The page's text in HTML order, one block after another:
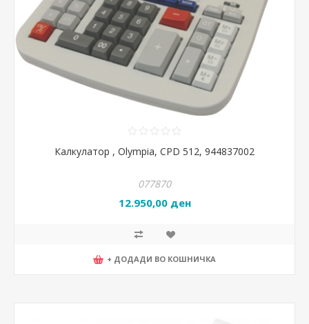
Калкулатор , Olympia, CPD 512, 944837002
077870
12.950,00 ден
+ ДОДАДИ ВО КОШНИЧКА